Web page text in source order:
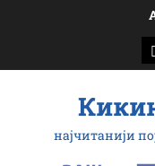
најчитанији